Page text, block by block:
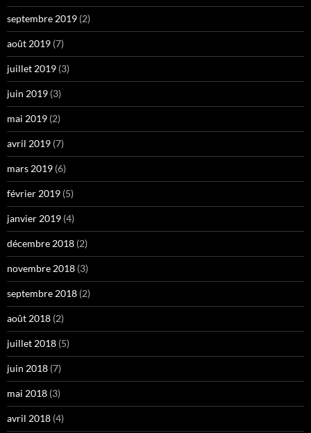
septembre 2019 (2)
août 2019 (7)
juillet 2019 (3)
juin 2019 (3)
mai 2019 (2)
avril 2019 (7)
mars 2019 (6)
février 2019 (5)
janvier 2019 (4)
décembre 2018 (2)
novembre 2018 (3)
septembre 2018 (2)
août 2018 (2)
juillet 2018 (5)
juin 2018 (7)
mai 2018 (3)
avril 2018 (4)